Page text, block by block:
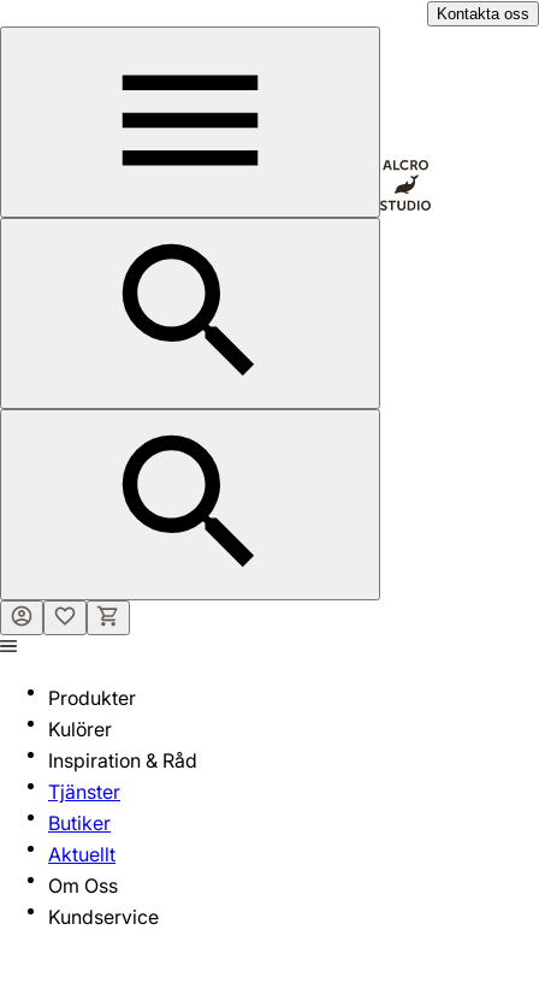
Kontakta oss
Produkter
Kulörer
Inspiration & Råd
Tjänster
Butiker
Aktuellt
Om Oss
Kundservice